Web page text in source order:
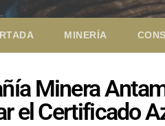
MINERÍA
Minera
el Certificado